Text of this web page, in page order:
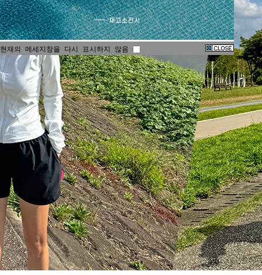
현재의 메세지창을 다시 표시하지 않음
현재의 메세지창을 다시 표시하지 않음